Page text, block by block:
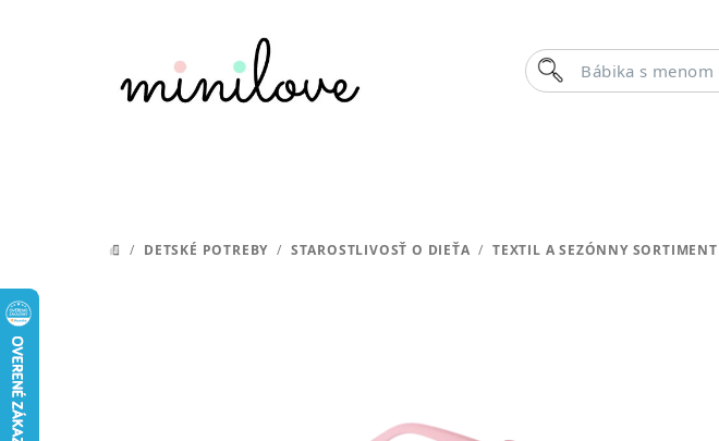
Bábika s menom
Hľadať
DOMOV
/ DETSKÉ POTREBY / STAROSTLIVOSŤ O DIEŤA / TEXTIL A SEZÓNNY SORTIMENT